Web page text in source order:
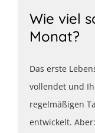
Wie viel
Monat?
Das erste
vollendet und
regelmäßigen
entwickelt. Aber: